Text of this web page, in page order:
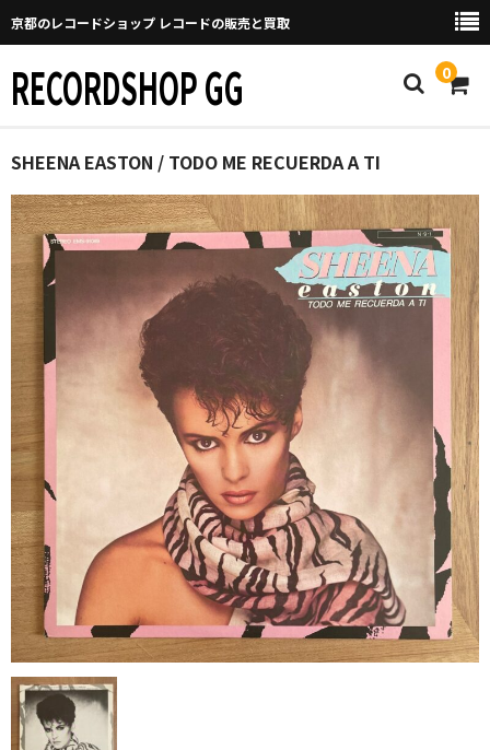
京都のレコードショップ レコードの販売と買取
RECORDSHOP GG 0
Home
マイページ
GGについて
取り置きなどについて
Categories
New Arrivals
新譜
GG RECORD （当店のレーベル）
全商品
JAZZ-US
BLUE NOTE
JAZZ-EU
SHEENA EASTON / TODO ME RECUERDA A TI